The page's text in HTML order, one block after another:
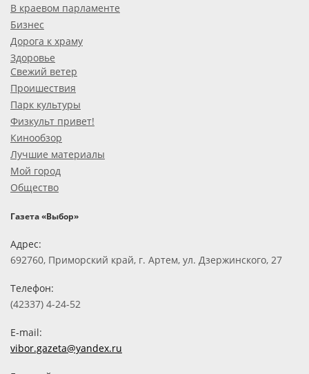
В краевом парламенте
Бизнес
Дорога к храму
Здоровье
Свежий ветер
Проишествия
Парк культуры
Физкульт привет!
Кинообзор
Лучшие материалы
Мой город
Общество
Газета «Выбор»
Адрес:
692760, Приморский край, г. Артем, ул. Дзержинского, 27
Телефон:
(42337) 4-24-52
E-mail:
vibor.gazeta@yandex.ru